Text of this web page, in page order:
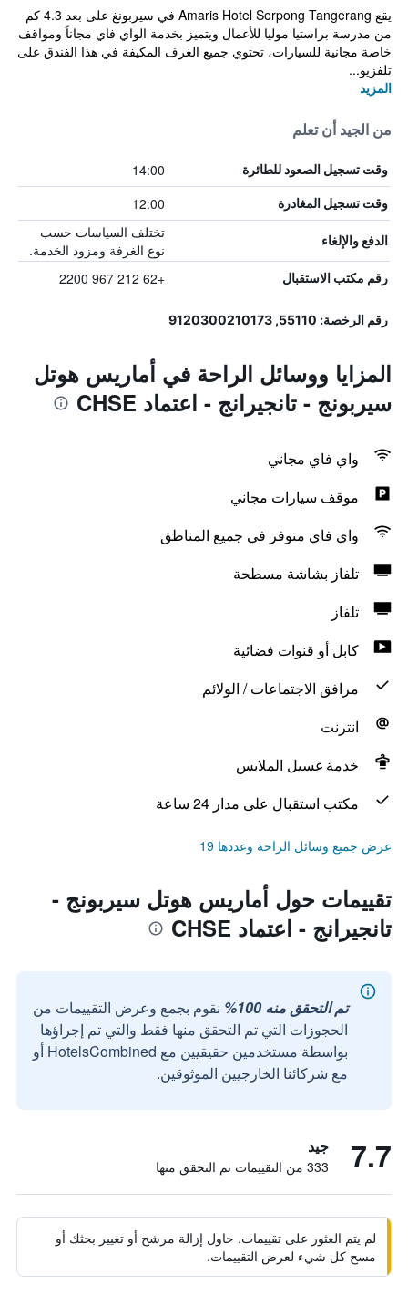
يقع Amaris Hotel Serpong Tangerang في سيربونغ على بعد 4.3 كم
من مدرسة براستيا موليا للأعمال ويتميز بخدمة الواي فاي مجاناً ومواقف
خاصة مجانية للسيارات، تحتوي جميع الغرف المكيفة في هذا الفندق على
تلفزيو...
المزيد
من الجيد أن تعلم
وقت تسجيل الصعود للطائرة 14:00
وقت تسجيل المغادرة 12:00
الدفع والإلغاء
تختلف السياسات حسب
نوع الغرفة ومزود الخدمة.
رقم مكتب الاستقبال +62 212 967 2200
رقم الرخصة: 55110, 9120300210173
المزايا ووسائل الراحة في أماريس هوتل
سيربونج - تانجيرانج - اعتماد CHSE
واي فاي مجاني
موقف سيارات مجاني
واي فاي متوفر في جميع المناطق
تلفاز بشاشة مسطحة
تلفاز
كابل أو قنوات فضائية
مرافق الاجتماعات / الولائم
انترنت
خدمة غسيل الملابس
مكتب استقبال على مدار 24 ساعة
عرض جميع وسائل الراحة وعددها 19
تقييمات حول أماريس هوتل سيربونج -
تانجيرانج - اعتماد CHSE
تم التحقق منه 100%
نقوم بجمع وعرض التقييمات من
الحجوزات التي تم التحقق منها فقط والتي تم إجراؤها
بواسطة مستخدمين حقيقيين مع HotelsCombined أو
مع شركائنا الخارجيين الموثوقين.
7.7 جيد
333 من التقييمات تم التحقق منها
لم يتم العثور على تقييمات. حاول إزالة مرشح أو تغيير بحثك أو
مسح كل شيء لعرض التقييمات.